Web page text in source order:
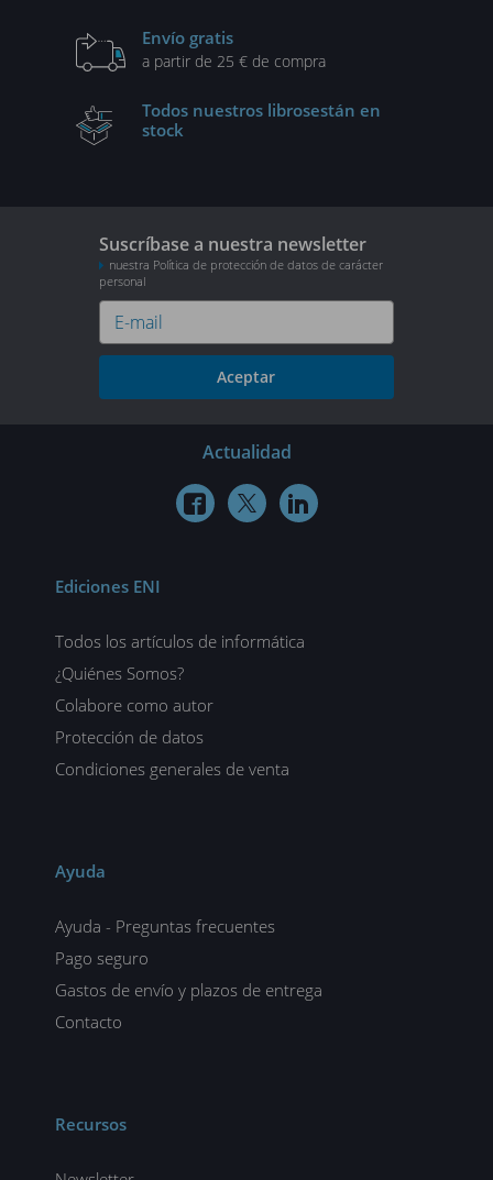
Envío gratis
a partir de 25 € de compra
Todos nuestros librosestán en
stock
Suscríbase a nuestra newsletter
nuestra Política de protección de datos de carácter
personal
Aceptar
Actualidad
  
Ediciones ENI
Todos los artículos de informática
¿Quiénes Somos?
Colabore como autor
Protección de datos
Condiciones generales de venta
Ayuda
Ayuda - Preguntas frecuentes
Pago seguro
Gastos de envío y plazos de entrega
Contacto
Recursos